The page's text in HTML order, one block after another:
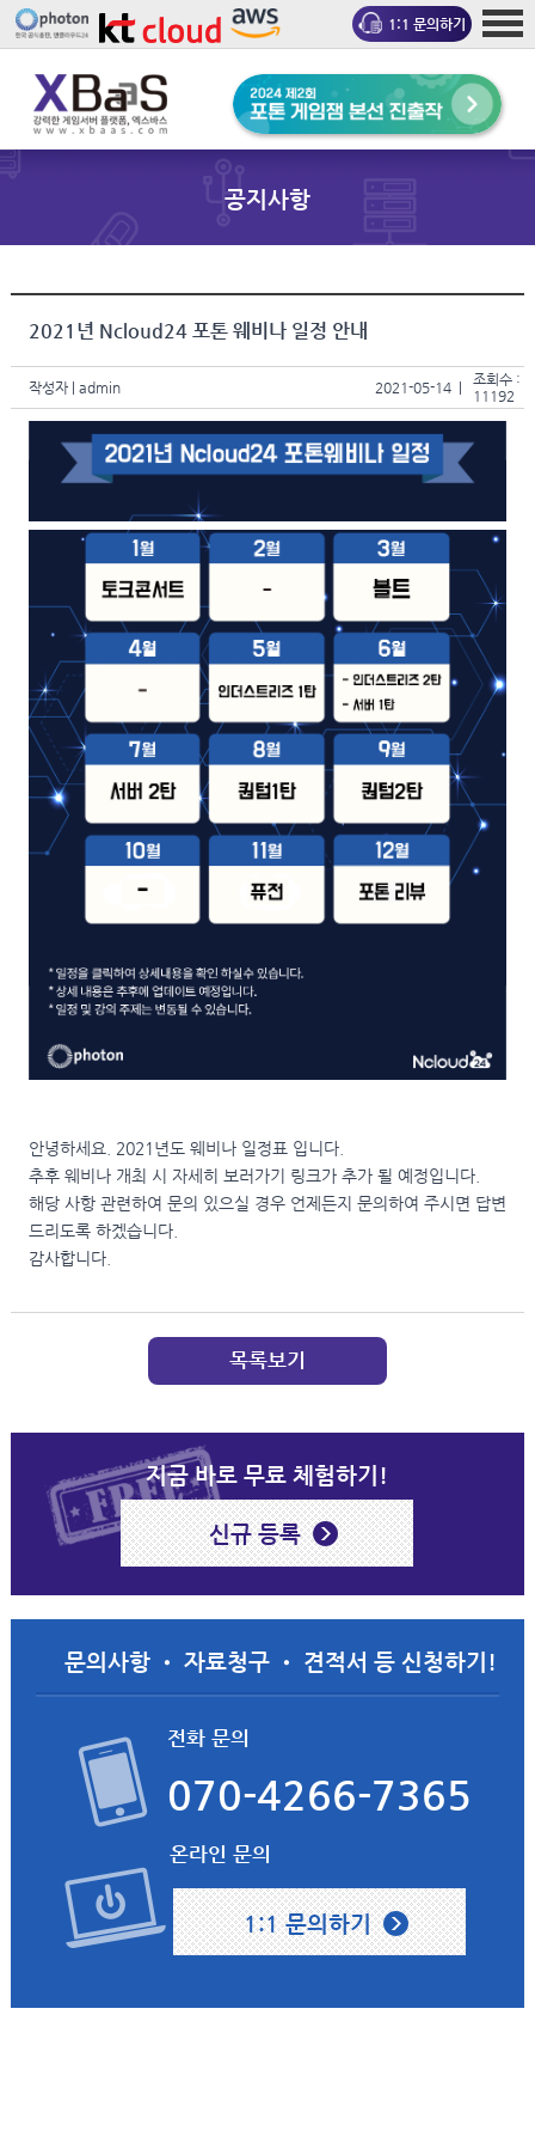
1:1 문의하기
공지사항
2021년 Ncloud24 포톤 웨비나 일정 안내
작성자| admin 2021-05-14 | 조회수 :
11192
안녕하세요. 2021년도 웨비나 일정표 입니다.
추후 웨비나 개최 시 자세히 보러가기 링크가 추가 될 예정입니다.
해당 사항 관련하여 문의 있으실 경우 언제든지 문의하여 주시면 답변
드리도록 하겠습니다.
감사합니다.
목록보기
지금 바로 무료 체험하기!
신규 등록
문의사항 • 자료청구 • 견적서 등 신청하기!
전화 문의
070-4266-7365
온라인 문의
1:1 문의하기